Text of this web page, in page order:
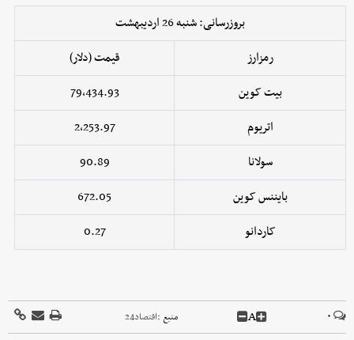
بروزرسانی: شنبه 26 اردیبهشت
رمزارز
قیمت (دلار)
بیت کوین
79,434.93
اتریوم
2,253.97
سولانا
90.89
بایننس کوین
672.05
کاردانو
0.27
۰ A منبع :اقتصاد24